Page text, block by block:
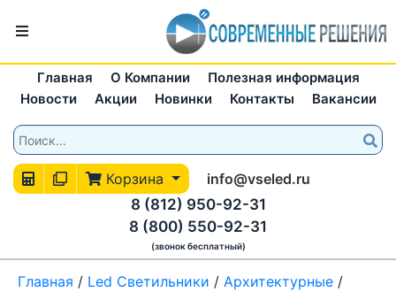
Главная О Компании
Полезная информация
Новости
Акции Новинки Контакты Вакансии
Корзина
info@vseled.ru
8 (812) 950-92-31
8 (800) 550-92-31
(звонок бесплатный)
Главная / Led Светильники / Архитектурные /